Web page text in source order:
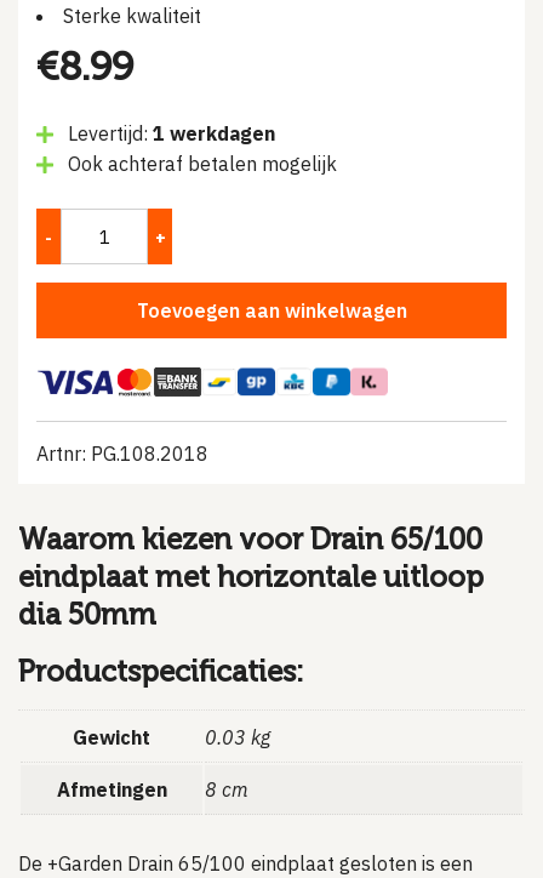
Sterke kwaliteit
€8.99
Levertijd: 1 werkdagen
Ook achteraf betalen mogelijk
Toevoegen aan winkelwagen
Artnr: PG.108.2018
Waarom kiezen voor Drain 65/100
eindplaat met horizontale uitloop
dia 50mm
Productspecificaties:
Gewicht 0.03 kg
Afmetingen 8 cm
De +Garden Drain 65/100 eindplaat gesloten is een